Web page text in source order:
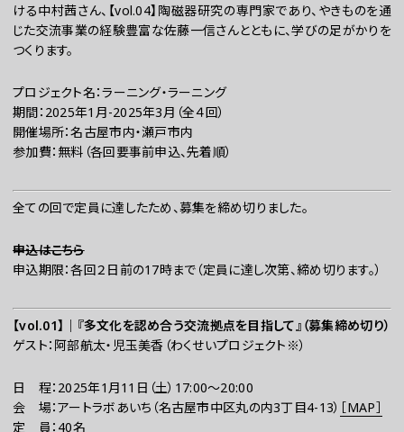
ご利用にあたって
ける中村茜さん、【vol.04】陶磁器研究の専門家であり、やきものを通
じた交流事業の経験豊富な佐藤一信さんとともに、学びの足がかりを
つくります。
プロジェクト名：ラーニング・ラーニング
期間：2025年1月-2025年3月（全４回）
開催場所：名古屋市内・瀬戸市内
参加費：無料（各回要事前申込、先着順）
全ての回で定員に達したため、募集を締め切りました。
申込はこちら
申込期限：各回２日前の17時まで（定員に達し次第、締め切ります。）
【vol.01】｜『多文化を認め合う交流拠点を目指して』（募集締め切り）
ゲスト：阿部航太・児玉美香（わくせいプロジェクト※）
日 程：2025年1月11日（土）17:00～20:00
会 場：アートラボあいち（名古屋市中区丸の内3丁目4-13） ［MAP］
定 員：40名